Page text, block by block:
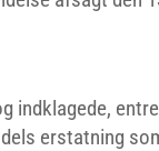
indklagede,
erstatning